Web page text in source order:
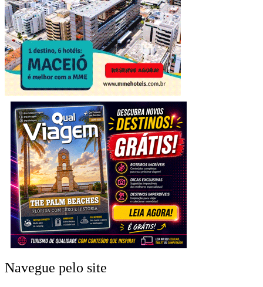
Navegue pelo site